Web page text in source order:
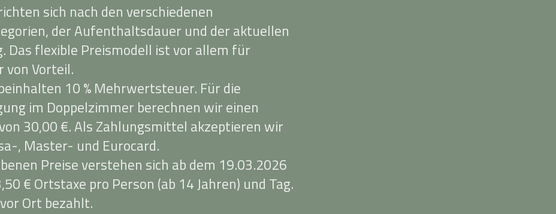
sich nach den verschiedenen
der Aufenthaltsdauer und der aktuellen
Das flexible Preismodell ist vor allem für
von Vorteil.
10 % Mehrwertsteuer. Für die
im Doppelzimmer berechnen wir einen
30,00 €. Als Zahlungsmittel akzeptieren wir
, Master- und Eurocard.
Preise verstehen sich ab dem 19.03.2026
€ Ortstaxe pro Person (ab 14 Jahren) und Tag.
Ort bezahlt.